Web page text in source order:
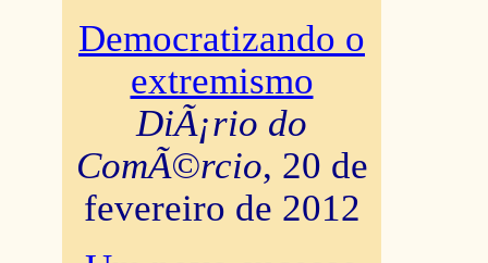
Democratizando o
extremismo
DiÃ¡rio do
ComÃ©rcio, 20 de
fevereiro de 2012